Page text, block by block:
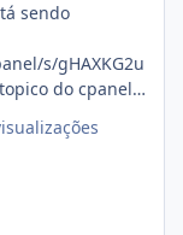
sendo
s/gHAXKG2u
do cpanel...